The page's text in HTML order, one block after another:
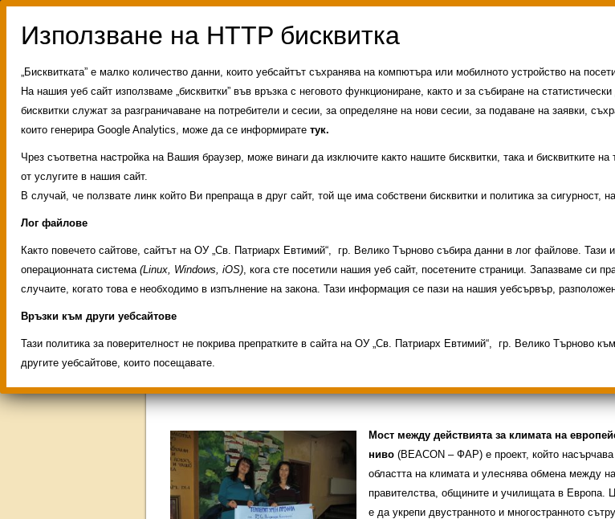
Административни услуги История на училището Контакти
Свободни места за ученици
Мост между действията за климата на
ниво (BEACON – ФАР) е проект, който
областта на климата и улеснява обмена между
правителства, общините и училищата в Европа.
е да укрепи двустранното и многостранното
„Бисквитката” е малко количество данни, които уебсайтът съхранява на компютъра или мобилното устройство на
На нашия уеб сайт използваме „бисквитки” във връзка с неговото функциониране, както и за събиране на
бисквитки служат за разграничаване на потребители и сесии, за определяне на нови сесии, за подаване на заявки,
които генерира Google Analytics, може да се информирате тук.
Чрез съответна настройка на Вашия браузер, може винаги да изключите както нашите бисквитки, така и бисквитките
от услугите в нашия сайт.
В случай, че ползвате линк който Ви препраща в друг сайт, той ще има собствени бисквитки и политика за сигурност,
Лог файлове
Както повечето сайтове, сайтът на ОУ „Св. Патриарх Евтимий“, гр. Велико Търново събира данни в лог файлове.
операционната система (Linux, Windows, iOS), кога сте посетили нашия уеб сайт, посетените страници. Запазваме си
случаите, когато това е необходимо в изпълнение на закона. Тази информация се пази на нашия уебсървър,
Връзки към други уебсайтове
Тази политика за поверителност не покрива препратките в сайта на ОУ „Св. Патриарх Евтимий“, гр. Велико Търново
другите уебсайтове, които посещавате.